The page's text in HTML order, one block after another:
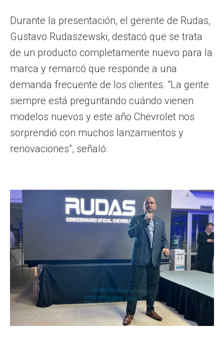
Durante la presentación, el gerente de Rudas,
Gustavo Rudaszewski, destacó que se trata
de un producto completamente nuevo para la
marca y remarcó que responde a una
demanda frecuente de los clientes. “La gente
siempre está preguntando cuándo vienen
modelos nuevos y este año Chevrolet nos
sorprendió con muchos lanzamientos y
renovaciones”, señaló.